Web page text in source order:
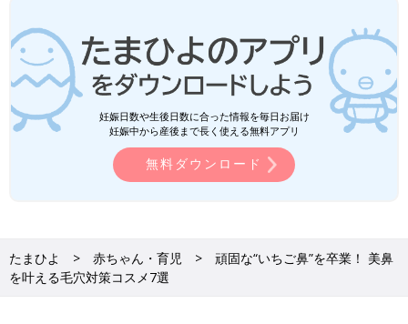
る角質肥厚を段々とゆるめて取れやすくする美容液。角栓や黒ず
みはもちろん、毛穴の開き、ザラつき、ゴワつき、ニキビなど、
妊娠日数や生後日数に合った情報を毎日お届け
妊娠中から産後まで長く使える無料アプリ
無料ダウンロード
たまひよ 赤ちゃん・育児
頑固な“いちご鼻”を卒業！ 美鼻
を叶える毛穴対策コスメ7選